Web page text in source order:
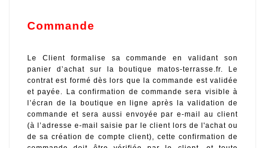
Commande
Le Client formalise sa commande en validant son
panier d’achat sur la boutique matos-terrasse.fr. Le
contrat est formé dès lors que la commande est validée
et payée. La confirmation de commande sera visible à
l’écran de la boutique en ligne après la validation de
commande et sera aussi envoyée par e-mail au client
(à l’adresse e-mail saisie par le client lors de l'achat ou
de sa création de compte client), cette confirmation de